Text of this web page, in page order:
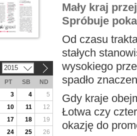
Mały kraj
Spróbuje
Od czasu
stałych
wysokiego
spadło
Gdy kraje
Łotwa czy
okazję do
2015
PT SB
ND
3 4
5
10 11
12
17 18
19
24 25
26